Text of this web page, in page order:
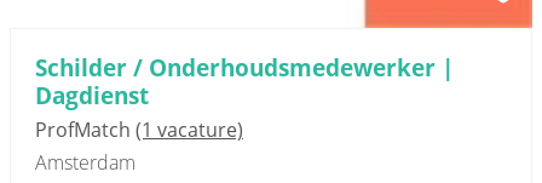
Schilder / Onderhoudsmedewerker |
Dagdienst
ProfMatch (1 vacature)
Amsterdam